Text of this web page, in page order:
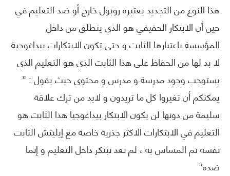
هذا النوع من التجديد يعتبره روبول خارج أو ضد التعليم في
حين أن الابتكار الحقيقي هو الذي ينطلق من داخل
المؤسسة باعتبارها الثابت و حتى تكون الابتكارات بيداغوجية
لا بد لها من الحفاظ على هذا الثابت الذي هو التعليم الذي
يستوجب وجود مدرسة و مدرس و محتوى حيث يقول : ”
يمكنكم أن تغيروا كل ما تريدون و لابد من ترك علاقة
سليمة من دونها لن يكون الابتكار بيداغوجيا هذا الثابت هو
التعليم في الابتكارات الاكثر جذرية خاصة مع إيليتش الثابت
نفسه تم المساس به ، لم نعد نبتكر داخل التعليم و إنما
ضده”